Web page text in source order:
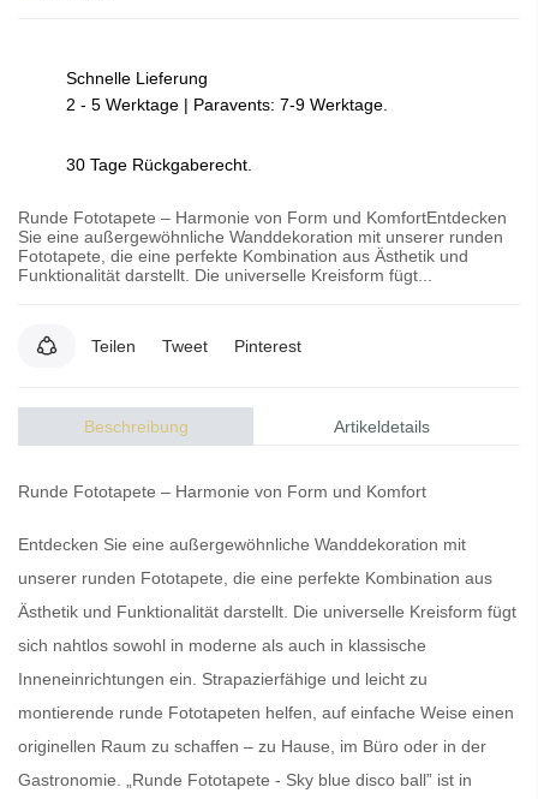
Schnelle Lieferung
2 - 5 Werktage | Paravents: 7-9 Werktage.
30 Tage Rückgaberecht.
Runde Fototapete – Harmonie von Form und KomfortEntdecken
Sie eine außergewöhnliche Wanddekoration mit unserer runden
Fototapete, die eine perfekte Kombination aus Ästhetik und
Funktionalität darstellt. Die universelle Kreisform fügt...
Teilen Tweet Pinterest
Beschreibung Artikeldetails
Runde Fototapete – Harmonie von Form und Komfort
Entdecken Sie eine außergewöhnliche Wanddekoration mit
unserer runden Fototapete, die eine perfekte Kombination aus
Ästhetik und Funktionalität darstellt. Die universelle Kreisform fügt
sich nahtlos sowohl in moderne als auch in klassische
Inneneinrichtungen ein. Strapazierfähige und leicht zu
montierende runde Fototapeten helfen, auf einfache Weise einen
originellen Raum zu schaffen – zu Hause, im Büro oder in der
Gastronomie. „Runde Fototapete - Sky blue disco ball” ist in